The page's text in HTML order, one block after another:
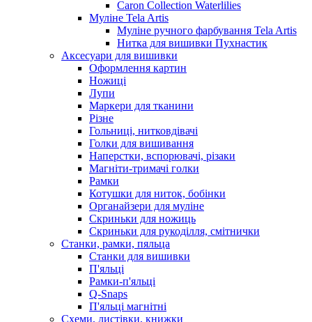
Caron Collection Waterlilies
Муліне Tela Artis
Муліне ручного фарбування Tela Artis
Нитка для вишивки Пухнастик
Аксесуари для вишивки
Оформлення картин
Ножиці
Лупи
Маркери для тканини
Різне
Гольниці, нитковдівачі
Голки для вишивання
Наперстки, вспорювачі, різаки
Магніти-тримачі голки
Рамки
Котушки для ниток, бобінки
Органайзери для муліне
Скриньки для ножиць
Скриньки для рукоділля, смітнички
Станки, рамки, пяльца
Станки для вишивки
П'яльці
Рамки-п'яльці
Q-Snaps
П'яльці магнітні
Схеми, листівки, книжки